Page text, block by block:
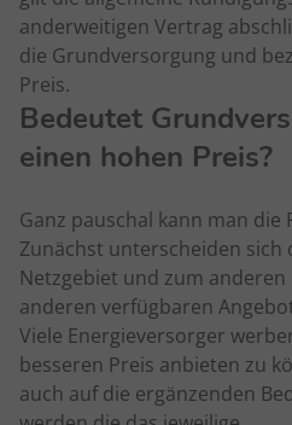
anderweitigen Vertrag
die Grundversorgung und
Preis.
Bedeutet
einen hohen Preis?
Ganz pauschal kann man
Zunächst unterscheiden sich
Netzgebiet und zum
anderen verfügbaren
Viele Energieversorger
besseren Preis anbieten zu
auch auf die ergänzenden